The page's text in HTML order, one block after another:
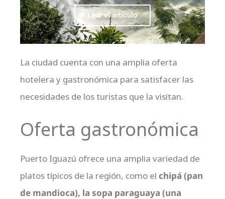
Leer el artículo
La ciudad cuenta con una amplia oferta
hotelera y gastronómica para satisfacer las
necesidades de los turistas que la visitan.
Oferta gastronómica
Puerto Iguazú ofrece una amplia variedad de
platos típicos de la región, como el chipá (pan
de mandioca), la sopa paraguaya (una